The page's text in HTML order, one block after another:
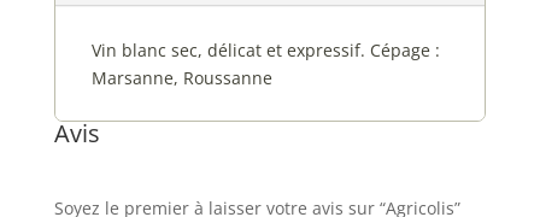
Vin blanc sec, délicat et expressif. Cépage :
Marsanne, Roussanne
Avis
Soyez le premier à laisser votre avis sur “Agricolis”